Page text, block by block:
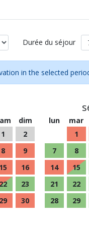
Durée du séjour
in the selected
dim
1
2
8
9
15
16
23
29
30
lun mar
1
7
8
14
15
21
22
28
29